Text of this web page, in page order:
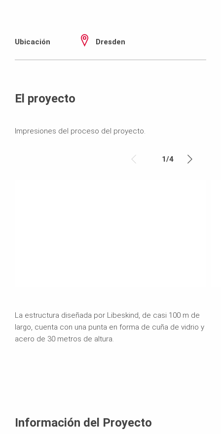
Ubicación Dresden
El proyecto
Impresiones del proceso del proyecto.
1/4
La estructura diseñada por Libeskind, de casi 100 m de
largo, cuenta con una punta en forma de cuña de vidrio y
acero de 30 metros de altura.
Información del Proyecto